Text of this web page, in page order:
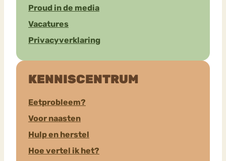
Proud in de media
Vacatures
Privacyverklaring
KENNISCENTRUM
Eetprobleem?
Voor naasten
Hulp en herstel
Hoe vertel ik het?